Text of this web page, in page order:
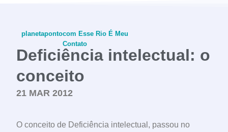
planetapontocom Esse Rio É Meu
Contato
Deficiência intelectual: o
conceito
21 MAR 2012
O conceito de Deficiência intelectual, passou no